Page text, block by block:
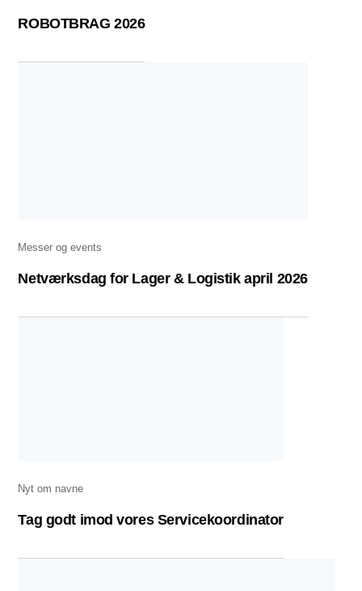
ROBOTBRAG 2026
Messer og events
Netværksdag for Lager & Logistik april 2026
Nyt om navne
Tag godt imod vores Servicekoordinator